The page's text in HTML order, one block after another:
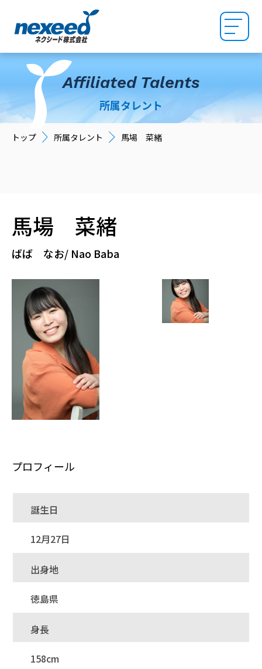
Affiliated Talents
所属タレント
トップ 所属タレント 馬場 菜緒
馬場 菜緒
ばば なお Nao Baba
プロフィール
誕生日
12月27日
出身地
徳島県
身長
158cm